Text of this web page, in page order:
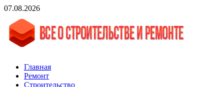
Skip
content
07.08.2026
vgasa.ru
Строительный журнал. Всё о строительстве и ремонтах
Главная
Ремонт
Строительство